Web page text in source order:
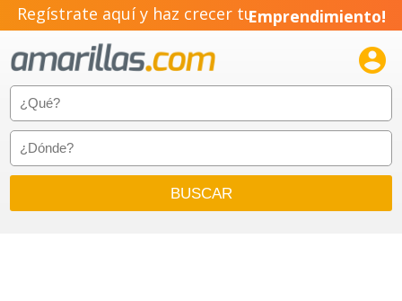
Regístrate aquí y haz crecer tuEmprendimiento!
